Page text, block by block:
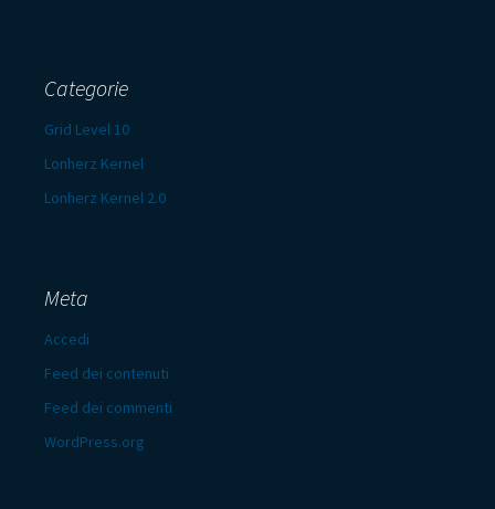
Categorie
Grid Level 10
Lonherz Kernel
Lonherz Kernel 2.0
Meta
Accedi
Feed dei contenuti
Feed dei commenti
WordPress.org